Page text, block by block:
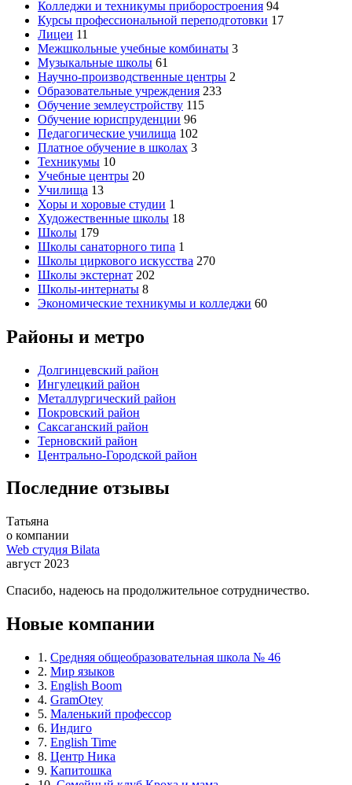
Колледжи и техникумы приборостроения 94
Курсы профессиональной переподготовки 17
Лицеи 11
Межшкольные учебные комбинаты 3
Музыкальные школы 61
Научно-производственные центры 2
Образовательные учреждения 233
Обучение землеустройству 115
Обучение юриспруденции 96
Педагогические училища 102
Платное обучение в школах 3
Техникумы 10
Учебные центры 20
Училища 13
Хоры и хоровые студии 1
Художественные школы 18
Школы 179
Школы санаторного типа 1
Школы циркового искусства 270
Школы экстернат 202
Школы-интернаты 8
Экономические техникумы и колледжи 60
Районы и метро
Долгинцевский район
Ингулецкий район
Металлургический район
Покровский район
Саксаганский район
Терновский район
Центрально-Городской район
Последние отзывы
Татьяна
о компании
Web студия Bilata
август 2023
Спасибо, надеюсь на продолжительное сотрудничество.
Новые компании
1. Средняя общеобразовательная школа № 46
2. Мир языков
3. English Boom
4. GramOtey
5. Маленький профессор
6. Индиго
7. English Time
8. Центр Ника
9. Капитошка